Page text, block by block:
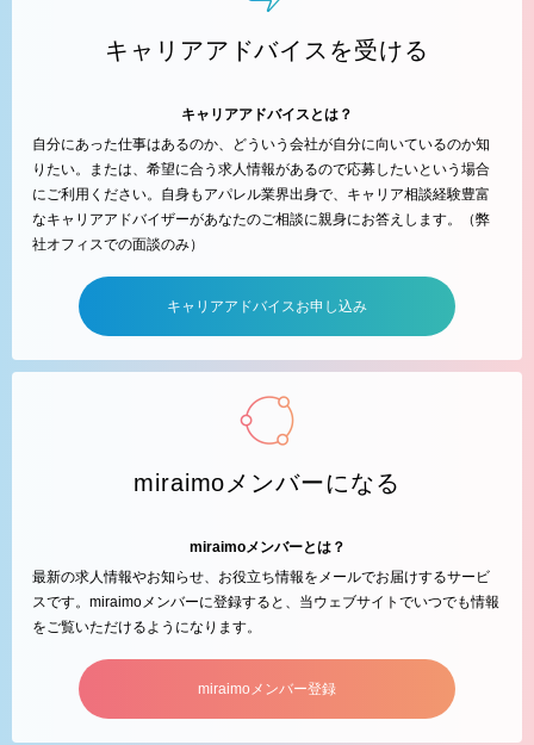
キャリアアドバイスを受ける
キャリアアドバイスとは？
自分にあった仕事はあるのか、どういう会社が自分に向いているのか知
りたい。または、希望に合う求人情報があるので応募したいという場合
にご利用ください。自身もアパレル業界出身で、キャリア相談経験豊富
なキャリアアドバイザーがあなたのご相談に親身にお答えします。（弊
社オフィスでの面談のみ）
キャリアアドバイスお申し込み
miraimoメンバーになる
miraimoメンバーとは？
最新の求人情報やお知らせ、お役立ち情報をメールでお届けするサービ
スです。miraimoメンバーに登録すると、当ウェブサイトでいつでも情報
をご覧いただけるようになります。
miraimoメンバー登録